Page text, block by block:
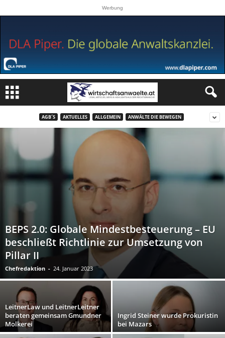
Werbung
AGB´S AKTUELLES ALLGEMEIN ANWÄLTE DIE BEWEGEN
BEPS 2.0: Globale Mindestbesteuerung – EU
beschließt Richtlinie zur Umsetzung von
Pillar II
Chefredaktion - 24. Januar 2023
LeitnerLaw und LeitnerLeitner
beraten gemeinsam Gmundner
Molkerei
Ingrid Steiner wurde Prokuristin
bei Mazars